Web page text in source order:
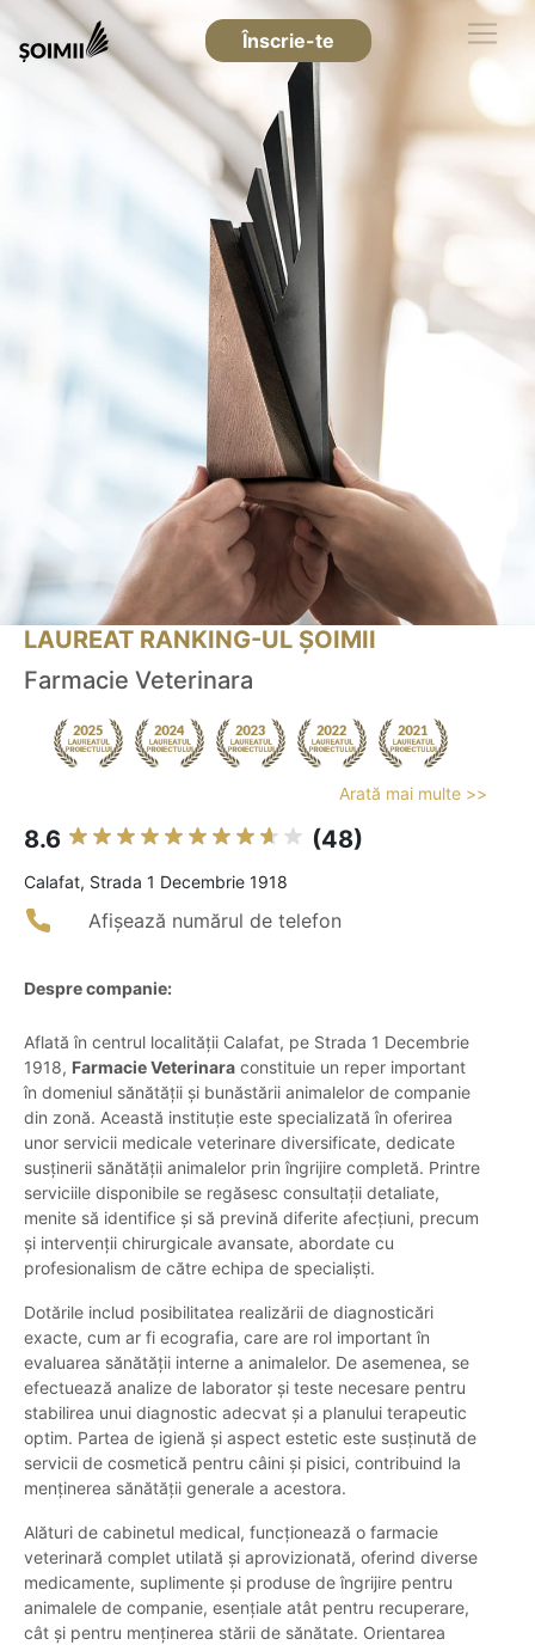
Înscrie-te
LAUREAT RANKING-UL ȘOIMII
Farmacie Veterinara
Arată mai multe >>
8.6 (48)
Calafat, Strada 1 Decembrie 1918
Afișează numărul de telefon
Despre companie:
Aflată în centrul localității Calafat, pe Strada 1 Decembrie
1918, Farmacie Veterinara constituie un reper important
în domeniul sănătății și bunăstării animalelor de companie
din zonă. Această instituție este specializată în oferirea
unor servicii medicale veterinare diversificate, dedicate
susținerii sănătății animalelor prin îngrijire completă. Printre
serviciile disponibile se regăsesc consultații detaliate,
menite să identifice și să prevină diferite afecțiuni, precum
și intervenții chirurgicale avansate, abordate cu
profesionalism de către echipa de specialiști.
Dotările includ posibilitatea realizării de diagnosticări
exacte, cum ar fi ecografia, care are rol important în
evaluarea sănătății interne a animalelor. De asemenea, se
efectuează analize de laborator şi teste necesare pentru
stabilirea unui diagnostic adecvat și a planului terapeutic
optim. Partea de igienă și aspect estetic este susținută de
servicii de cosmetică pentru câini și pisici, contribuind la
menținerea sănătății generale a acestora.
Alături de cabinetul medical, funcționează o farmacie
veterinară complet utilată și aprovizionată, oferind diverse
medicamente, suplimente și produse de îngrijire pentru
animalele de companie, esențiale atât pentru recuperare,
cât și pentru menținerea stării de sănătate. Orientarea